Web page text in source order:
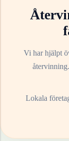
Vi har hjälpt
Lokala